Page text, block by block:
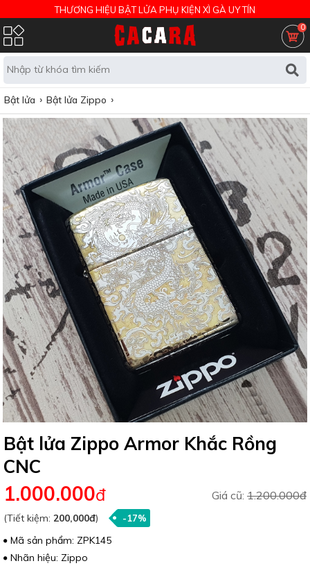
THƯƠNG HIỆU BẬT LỬA PHỤ KIỆN XÌ GÀ UY TÍN
0
Bật lửa Bật lửa Zippo
Bật lửa Zippo Armor Khắc Rồng
CNC
Giá cũ: 1.200.000đ
1.000.000đ
(Tiết kiệm: 200,000đ) -17%
Mã sản phẩm: ZPK145
Nhãn hiệu: Zippo